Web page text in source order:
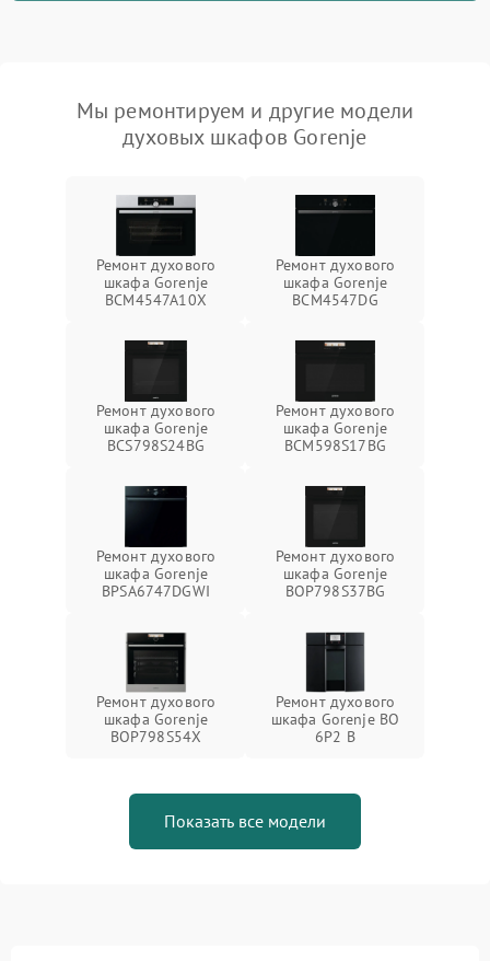
Мы ремонтируем и другие модели
духовых шкафов Gorenje
Ремонт духового
шкафа Gorenje
BCM4547A10X
Ремонт духового
шкафа Gorenje
BCM4547DG
Ремонт духового
шкафа Gorenje
BCS798S24BG
Ремонт духового
шкафа Gorenje
BCM598S17BG
Ремонт духового
шкафа Gorenje
BPSA6747DGWI
Ремонт духового
шкафа Gorenje
BOP798S37BG
Ремонт духового
шкафа Gorenje
BOP798S54X
Ремонт духового
шкафа Gorenje BO
6P2 B
Показать все модели